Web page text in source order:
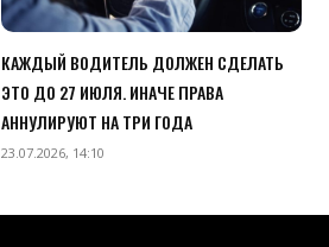
КАЖДЫЙ ВОДИТЕЛЬ ДОЛЖЕН СДЕЛАТЬ
ЭТО ДО 27 ИЮЛЯ. ИНАЧЕ ПРАВА
АННУЛИРУЮТ НА ТРИ ГОДА
23.07.2026, 14:10